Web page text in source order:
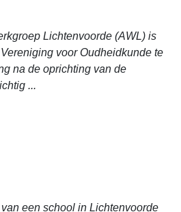
Lichtenvoorde (AWL) is
voor Oudheidkunde te
na de oprichting van de
...
een school in Lichtenvoorde